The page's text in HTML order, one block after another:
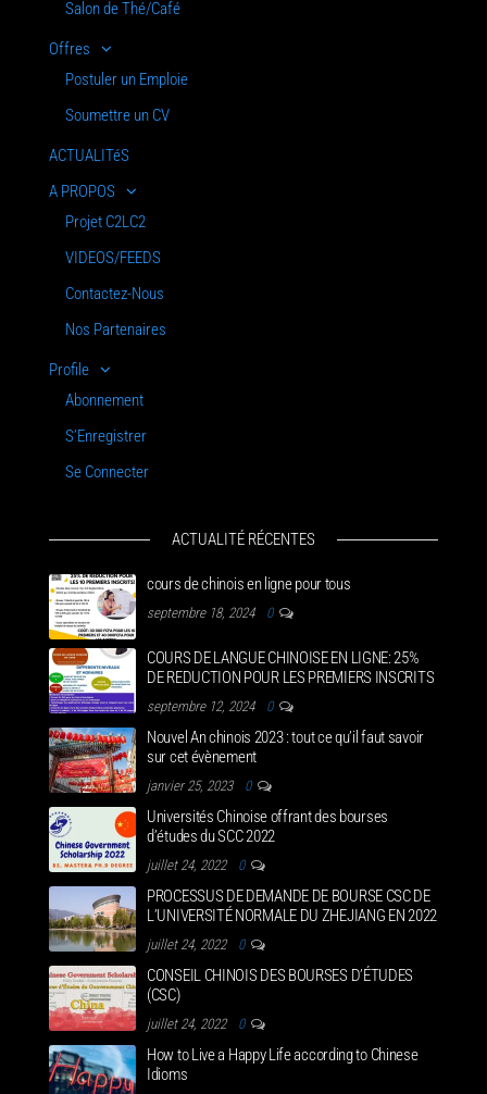
Salon de Thé/Café
Offres
Postuler un Emploie
Soumettre un CV
ACTUALITéS
A PROPOS
Projet C2LC2
VIDEOS/FEEDS
Contactez-Nous
Nos Partenaires
Profile
Abonnement
S’Enregistrer
Se Connecter
ACTUALITÉ RÉCENTES
cours de chinois en ligne pour tous
septembre 18, 2024 0
COURS DE LANGUE CHINOISE EN LIGNE: 25%
DE REDUCTION POUR LES PREMIERS INSCRITS
septembre 12, 2024 0
Nouvel An chinois 2023 : tout ce qu’il faut savoir
sur cet évènement
janvier 25, 2023 0
Universités Chinoise offrant des bourses
d’études du SCC 2022
juillet 24, 2022 0
PROCESSUS DE DEMANDE DE BOURSE CSC DE
L’UNIVERSITÉ NORMALE DU ZHEJIANG EN 2022
juillet 24, 2022 0
CONSEIL CHINOIS DES BOURSES D’ÉTUDES
(CSC)
juillet 24, 2022 0
How to Live a Happy Life according to Chinese
Idioms